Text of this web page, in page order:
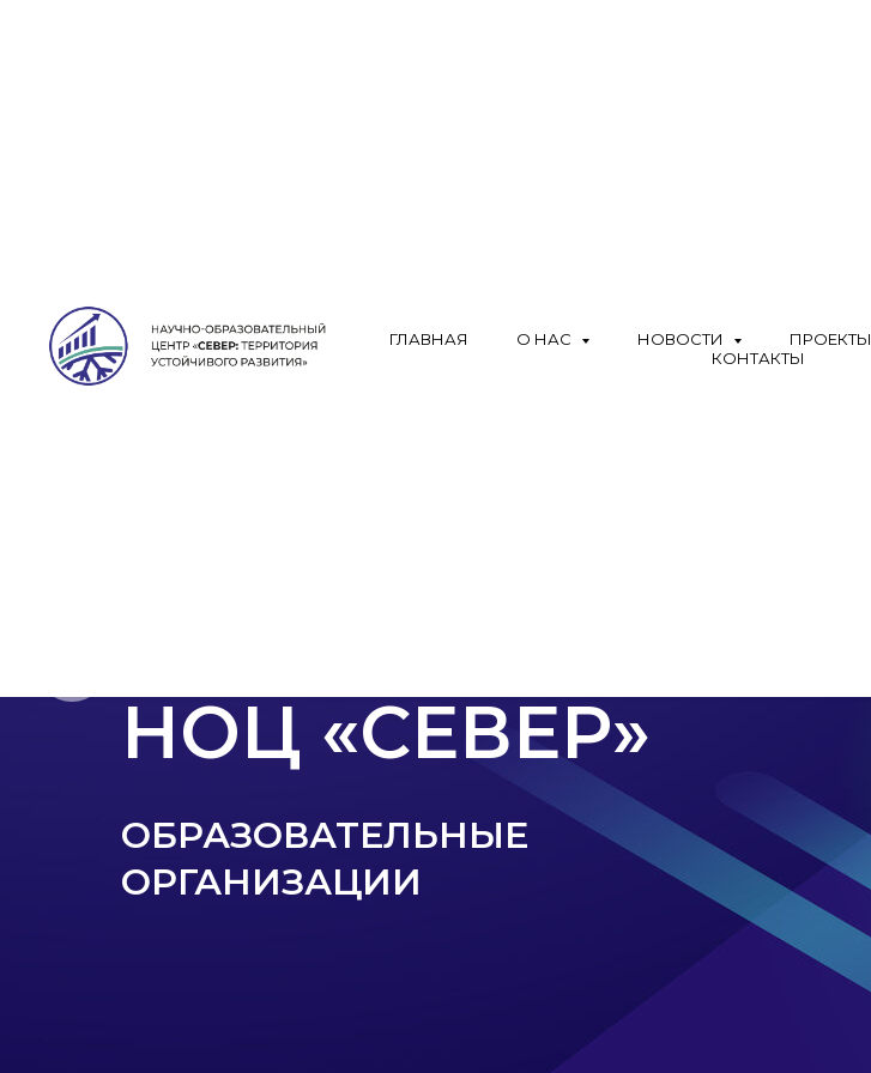
ГЛАВНАЯ О НАС НОВОСТИ ПРОЕКТЫ
КОНТАКТЫ
НОЦ «СЕВЕР»
ОБРАЗОВАТЕЛЬНЫЕ
ОРГАНИЗАЦИИ